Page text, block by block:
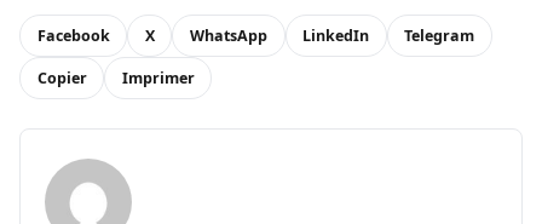
Facebook X WhatsApp LinkedIn Telegram
Copier Imprimer